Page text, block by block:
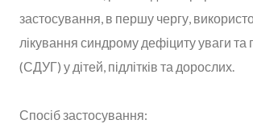
застосування, в першу чергу,
лікування синдрому дефіциту уваги та
(СДУГ) у дітей, підлітків та дорослих.
Спосіб застосування: